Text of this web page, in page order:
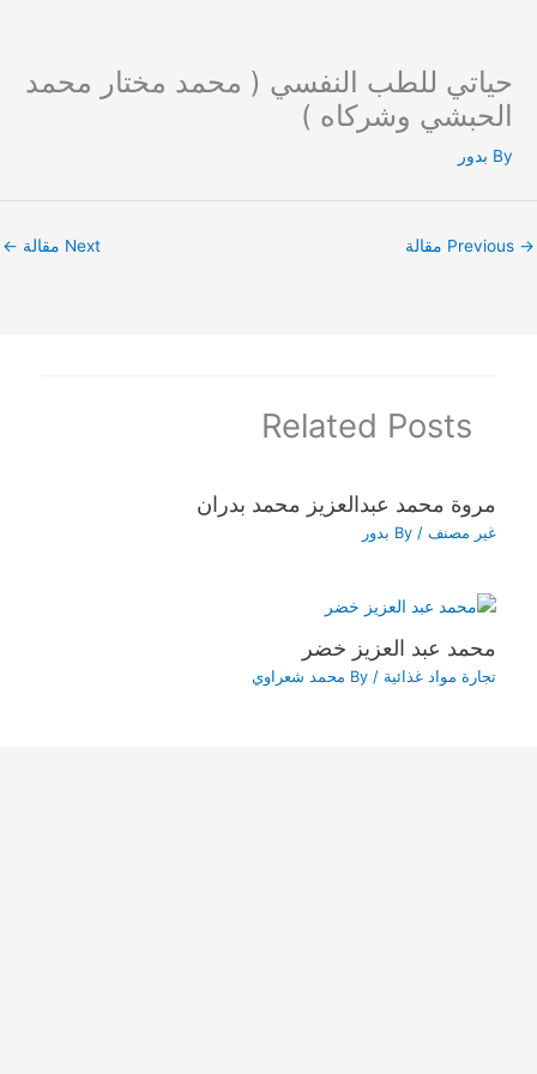
Skip
content
حياتي للطب النفسي ( محمد مختار محمد
الحبشي وشركاه )
By بدور
→ Next مقالة ←
Related Posts
مروة محمد عبدالعزيز محمد بدران
غير مصنف / By بدور
محمد عبد العزيز خضر
تجارة مواد غذائية / By محمد شعراوي